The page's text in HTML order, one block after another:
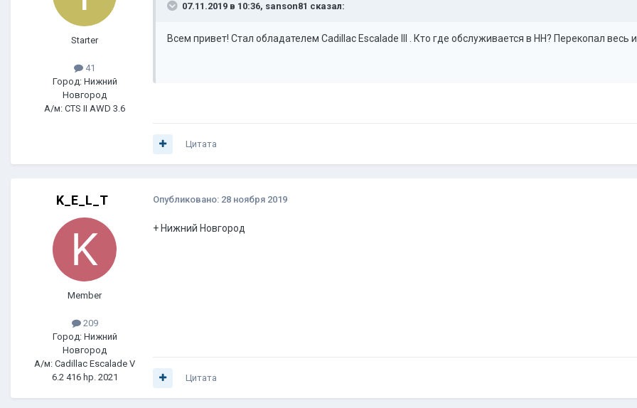
Starter
41
Город: Нижний
Новгород
А/м: CTS II AWD 3.6
07.11.2019 в 10:36, sanson81 сказал:
Всем привет! Стал обладателем Cadillac Escalade III . Кто где обслуживается в НН? Перекопал весь
Цитата
K_E_L_T
Member
209
Город: Нижний
Новгород
А/м: Cadillac Escalade V
6.2 416 hp. 2021
Опубликовано: 28 ноября 2019
+ Нижний Новгород
Цитата